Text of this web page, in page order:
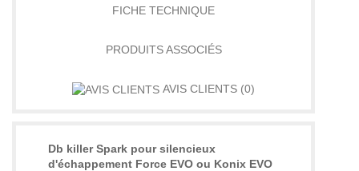
FICHE TECHNIQUE
PRODUITS ASSOCIÉS
AVIS CLIENTS (0)
Db killer Spark pour silencieux
d'échappement Force EVO ou Konix EVO